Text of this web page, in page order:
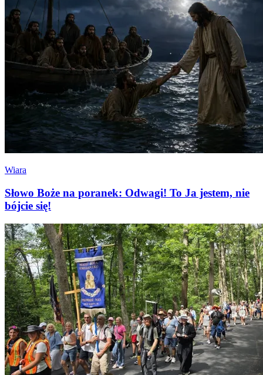
Wiara
Słowo Boże na poranek: Odwagi! To Ja jestem, nie
bójcie się!